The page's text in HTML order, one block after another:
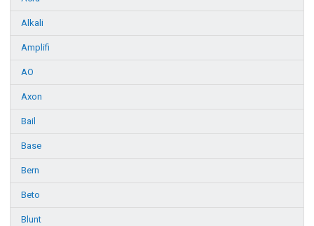
Alkali
Amplifi
AO
Axon
Bail
Base
Bern
Beto
Blunt